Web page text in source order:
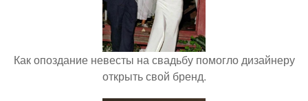
Как опоздание невесты на свадьбу помогло дизайнеру
открыть свой бренд.